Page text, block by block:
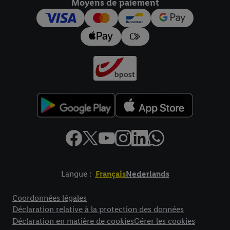
Moyens de paiement
Langue : FrançaisNederlands
Coordonnées légales
Déclaration relative à la protection des données
Déclaration en matière de cookiesGérer les cookies
pour l’avenir dans notredéclaration relative à la protection des
données
Vous trouverez les impressions ici.